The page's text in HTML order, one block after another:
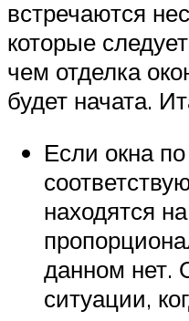
встречаются
которые
чем отделка
будет начата.
Если окна
находятся
данном нет.
ситуации,